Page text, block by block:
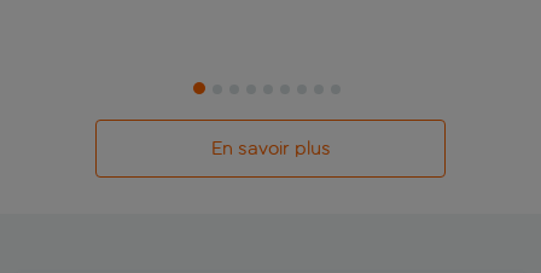
En savoir plus